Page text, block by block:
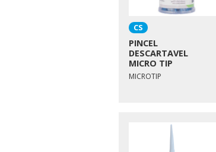
CS
PINCEL
DESCARTAVEL
MICRO TIP
MICROTIP